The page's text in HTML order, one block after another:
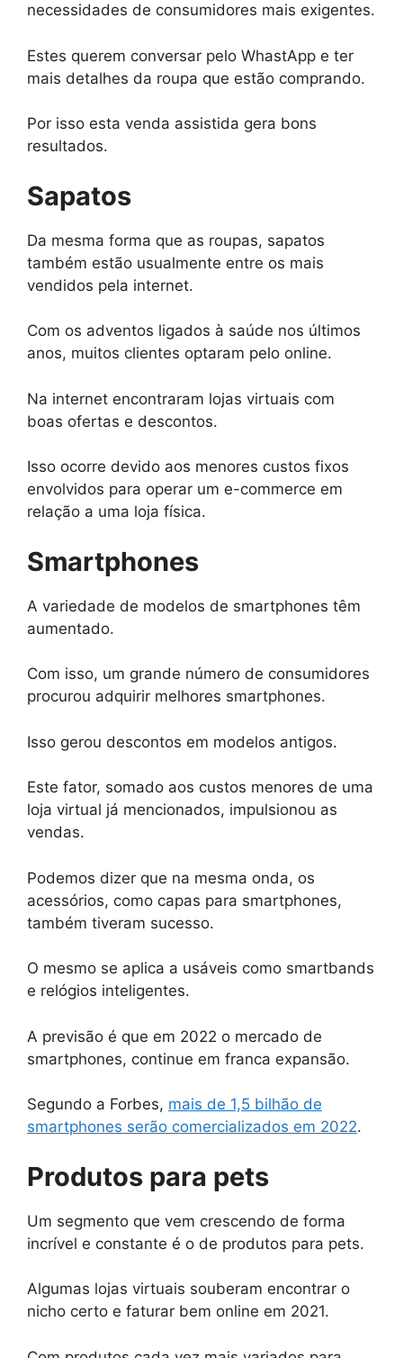
necessidades de consumidores mais exigentes.
Estes querem conversar pelo WhastApp e ter
mais detalhes da roupa que estão comprando.
Por isso esta venda assistida gera bons
resultados.
Sapatos
Da mesma forma que as roupas, sapatos
também estão usualmente entre os mais
vendidos pela internet.
Com os adventos ligados à saúde nos últimos
anos, muitos clientes optaram pelo online.
Na internet encontraram lojas virtuais com
boas ofertas e descontos.
Isso ocorre devido aos menores custos fixos
envolvidos para operar um e-commerce em
relação a uma loja física.
Smartphones
A variedade de modelos de smartphones têm
aumentado.
Com isso, um grande número de consumidores
procurou adquirir melhores smartphones.
Isso gerou descontos em modelos antigos.
Este fator, somado aos custos menores de uma
loja virtual já mencionados, impulsionou as
vendas.
Podemos dizer que na mesma onda, os
acessórios, como capas para smartphones,
também tiveram sucesso.
O mesmo se aplica a usáveis como smartbands
e relógios inteligentes.
A previsão é que em 2022 o mercado de
smartphones, continue em franca expansão.
Segundo a Forbes, mais de 1,5 bilhão de
smartphones serão comercializados em 2022.
Produtos para pets
Um segmento que vem crescendo de forma
incrível e constante é o de produtos para pets.
Algumas lojas virtuais souberam encontrar o
nicho certo e faturar bem online em 2021.